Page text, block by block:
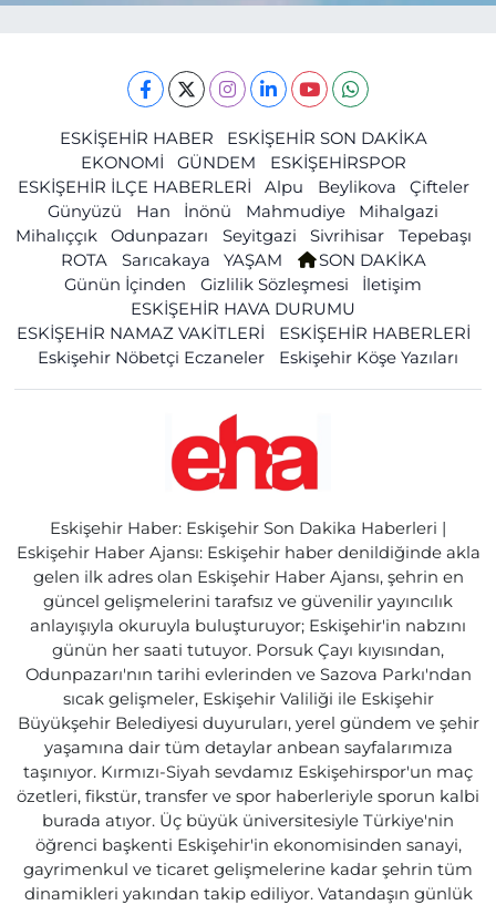
ESKİŞEHİR HABER
ESKİŞEHİR SON DAKİKA
EKONOMİ
GÜNDEM
ESKİŞEHİRSPOR
ESKİŞEHİR İLÇE HABERLERİ
Alpu Beylikova
Çifteler
Günyüzü
Han İnönü Mahmudiye
Mihalgazi
Mihalıççık
Odunpazarı Seyitgazi Sivrihisar
Tepebaşı
ROTA
Sarıcakaya YAŞAM
SON DAKİKA
Günün İçinden
Gizlilik Sözleşmesi
İletişim
ESKİŞEHİR HAVA DURUMU
ESKİŞEHİR NAMAZ VAKİTLERİ
ESKİŞEHİR HABERLERİ
Eskişehir Nöbetçi Eczaneler
Eskişehir Köşe Yazıları
Eskişehir Haber: Eskişehir Son Dakika Haberleri |
Eskişehir Haber Ajansı: Eskişehir haber denildiğinde akla
gelen ilk adres olan Eskişehir Haber Ajansı, şehrin en
güncel gelişmelerini tarafsız ve güvenilir yayıncılık
anlayışıyla okuruyla buluşturuyor; Eskişehir'in nabzını
günün her saati tutuyor. Porsuk Çayı kıyısından,
Odunpazarı'nın tarihi evlerinden ve Sazova Parkı'ndan
sıcak gelişmeler, Eskişehir Valiliği ile Eskişehir
Büyükşehir Belediyesi duyuruları, yerel gündem ve şehir
yaşamına dair tüm detaylar anbean sayfalarımıza
taşınıyor. Kırmızı-Siyah sevdamız Eskişehirspor'un maç
özetleri, fikstür, transfer ve spor haberleriyle sporun kalbi
burada atıyor. Üç büyük üniversitesiyle Türkiye'nin
öğrenci başkenti Eskişehir'in ekonomisinden sanayi,
gayrimenkul ve ticaret gelişmelerine kadar şehrin tüm
dinamikleri yakından takip ediliyor. Vatandaşın günlük